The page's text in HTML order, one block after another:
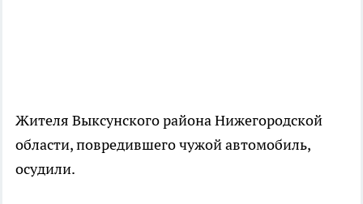
Жителя Выксунского района Нижегородской
области, повредившего чужой автомобиль,
осудили.